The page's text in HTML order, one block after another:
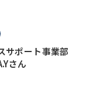
サポート事業部
さん